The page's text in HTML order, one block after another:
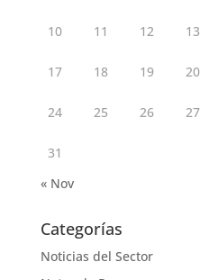
10 11 12 13
17 18 19 20
24 25 26 27
31
« Nov
Categorías
Noticias del Sector